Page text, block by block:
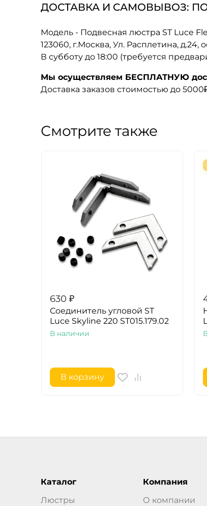
ДОСТАВКА И САМОВЫВОЗ:
Модель - Подвесная люстра ST Luce
123060, г.Москва, Ул. Расплетина,
В субботу до 18:00 (требуется
Мы осуществляем БЕСПЛАТНУЮ
Доставка заказов стоимостью до
Смотрите также
630 ₽
Соединитель угловой ST
Luce Skyline 220 ST015.179.02
В наличии
В корзину
Каталог
Люстры
Компания
О компании